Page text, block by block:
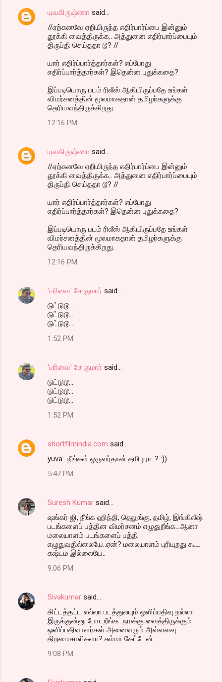
யுவகிருஷ்ணா said…
//ஏற்கனவே ஏறியிருந்த எதிர்பார்ப்பை இன்னும்
தூக்கி வைத்திருக்க.. அத்துனை எதிர்பார்ப்பையும்
திருப்தி செய்ததா டூ? //
யார் எதிர்ப்பார்த்தார்கள்? எப்போது
எதிர்ப்பார்த்தார்கள்? இதென்ன புதுக்கதை?
இப்படியொரு படம் ரிலீஸ் ஆகியிருப்பதே உங்கள்
விமர்சனத்தின் மூலமாகதான் தமிழர்களுக்கு
தெரியவந்திருக்கிறது.
12:16 PM
யுவகிருஷ்ணா said…
//ஏற்கனவே ஏறியிருந்த எதிர்பார்ப்பை இன்னும்
தூக்கி வைத்திருக்க.. அத்துனை எதிர்பார்ப்பையும்
திருப்தி செய்ததா டூ? //
யார் எதிர்ப்பார்த்தார்கள்? எப்போது
எதிர்ப்பார்த்தார்கள்? இதென்ன புதுக்கதை?
இப்படியொரு படம் ரிலீஸ் ஆகியிருப்பதே உங்கள்
விமர்சனத்தின் மூலமாகதான் தமிழர்களுக்கு
தெரியவந்திருக்கிறது.
12:16 PM
'பரிவை' சே.குமார் said…
டுட்டுடூ...
டுட்டுடூ...
டுட்டுடூ...
1:52 PM
'பரிவை' சே.குமார் said…
டுட்டுடூ...
டுட்டுடூ...
டுட்டுடூ...
1:52 PM
shortfilmindia.com said…
yuva.. நீங்கள் ஒருவர்தான் தமிழரா..? :))
5:47 PM
Suresh Kumar said…
ஷங்கர் ஜி, நீங்க ஹிந்தி, தெலுங்கு, தமிழ், இங்கிலீஷ்
படங்களைப் பத்தின விமர்சனம் எழுதுறீங்க...ஆனா
மலையாளம் படங்களைப் பத்தி
எழுதுவதில்லையே..ஏன்? மலையாளம் புரியுறது கூட
கஷ்டம இல்லையே..
9:06 PM
Sivakumar said…
கிட்டத்தட்ட எல்லா படத்துலயும் ஒளிப்பதிவு நல்லா
இருக்குன்னு போடறீங்க...நமக்கு வைத்திருக்கும்
ஒளிப்பதிவாளர்கள் அனைவரும் அவ்வளவு
திறமைசாலிகளா? சும்மா கேட்டேன்.
9:08 PM